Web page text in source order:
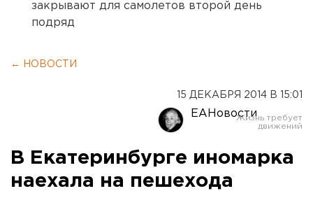
закрывают для самолетов второй день
подряд
← НОВОСТИ
15 ДЕКАБРЯ 2014 В 15:01
ЕАНовости
В Екатеринбурге иномарка
наехала на пешехода